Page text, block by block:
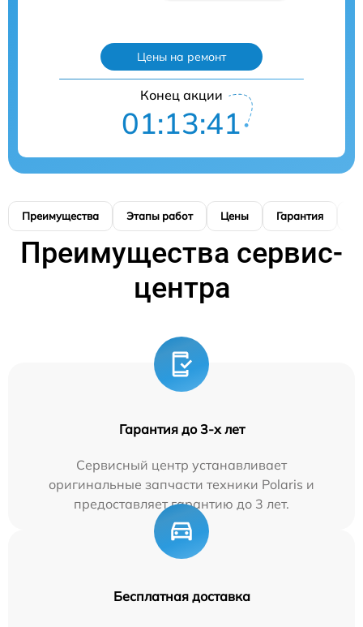
Цены на ремонт
Конец акции
01:13:41
Преимущества Этапы работ Цены Гарантия
Преимущества сервис-
центра
Гарантия до 3-х лет
Сервисный центр устанавливает
оригинальные запчасти техники Polaris и
предоставляет гарантию до 3 лет.
Бесплатная доставка